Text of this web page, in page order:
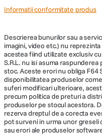
Informatii conformitate produs
Descrierea bunurilor sau a
imagini, video etc.) nu
acestea fiind utilizate exclusiv
S.R.L. nu isi asuma
stoc. Aceste erori nu obliga F64
disponibilitatea produselor
suferi modificari ulterioare,
precum politica de preturi a
produselor pe stocul acestora.
rezerva dreptul de a corecta
pot surveni in urma unor
sau erori ale produselor